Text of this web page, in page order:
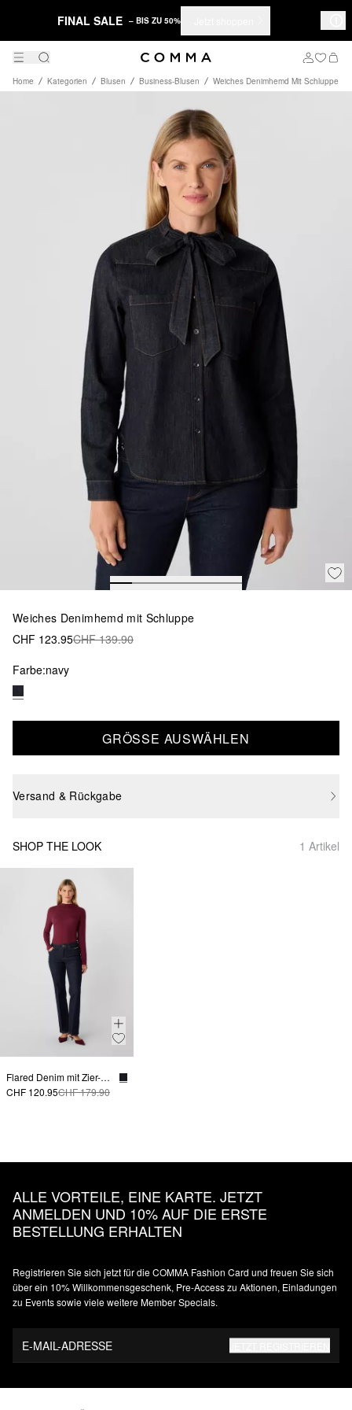
FINAL SALE – BIS ZU 50%
Home Kategorien Blusen Business-Blusen Weiches Denimhemd Mit Schluppe
Weiches Denimhemd mit Schluppe
CHF 123.95CHF 139.90
Farbe:navy
GRÖSSE AUSWÄHLEN
Versand & Rückgabe
SHOP THE LOOK 1 Artikel
Flared Denim mit Zier-Detail
CHF 120.95CHF 179.90
ALLE VORTEILE, EINE KARTE. JETZT
ANMELDEN UND 10% AUF DIE ERSTE
BESTELLUNG ERHALTEN
Registrieren Sie sich jetzt für die COMMA Fashion Card und freuen Sie sich
über ein 10% Willkommensgeschenk, Pre-Access zu Aktionen, Einladungen
zu Events sowie viele weitere Member Specials.
E-MAIL-ADRESSE